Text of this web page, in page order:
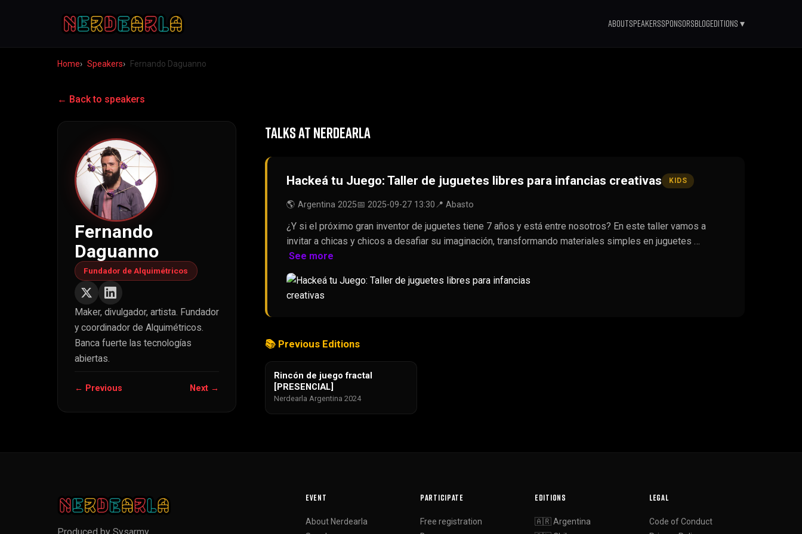
AboutSpeakersSponsorsBlogEditions ▾
Home Speakers Fernando Daguanno
← Back to speakers
Fernando
Daguanno
Fundador de Alquimétricos
Maker, divulgador, artista. Fundador
y coordinador de Alquimétricos.
Banca fuerte las tecnologías
abiertas.
← Previous Next →
TALKS AT NERDEARLA
Hackeá tu Juego: Taller de juguetes libres para infancias creativas KIDS
🌎 Argentina 2025📅 2025-09-27 13:30📍 Abasto
¿Y si el próximo gran inventor de juguetes tiene 7 años y está entre nosotros? En este taller vamos a
invitar a chicas y chicos a desafiar su imaginación, transformando materiales simples en juguetes …
See more
📚 Previous Editions
Rincón de juego fractal
[PRESENCIAL]
Nerdearla Argentina 2024
EVENT
About Nerdearla
PARTICIPATE
Free registration
EDITIONS
🇦🇷 Argentina
LEGAL
Code of Conduct